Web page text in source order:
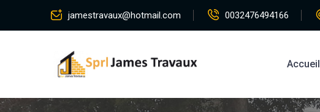
jamestravaux@hotmail.com 0032476494166
Accueil